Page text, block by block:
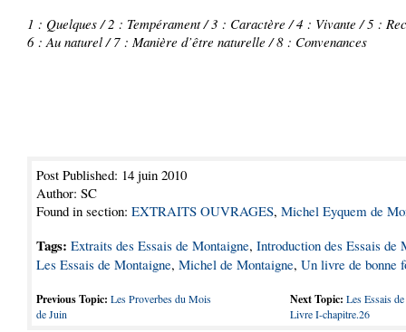
1 : Quelques / 2 : Tempérament / 3 : Caractère / 4 : Vivante / 5 :
6 : Au naturel / 7 : Manière d’être naturelle / 8 : Convenances
Post Published: 14 juin 2010
Author: SC
Found in section: EXTRAITS OUVRAGES, Michel Eyquem de
Tags: Extraits des Essais de Montaigne, Introduction des Essais de
Les Essais de Montaigne, Michel de Montaigne, Un livre de bonne
Previous Topic: Les Proverbes du Mois
de Juin
Next Topic: Les Essais
Livre I-chapitre.26